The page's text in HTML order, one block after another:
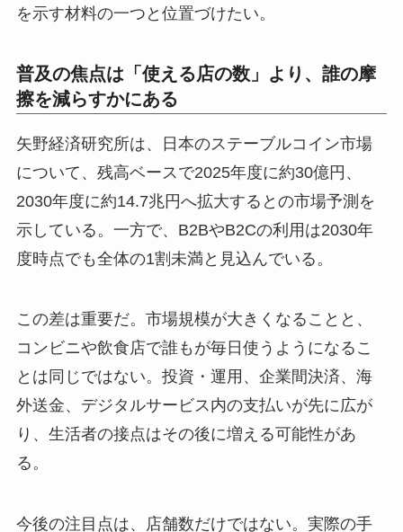
を示す材料の一つと位置づけたい。
普及の焦点は「使える店の数」より、誰の摩
擦を減らすかにある
矢野経済研究所は、日本のステーブルコイン市場
について、残高ベースで2025年度に約30億円、
2030年度に約14.7兆円へ拡大するとの市場予測を
示している。一方で、B2BやB2Cの利用は2030年
度時点でも全体の1割未満と見込んでいる。
この差は重要だ。市場規模が大きくなることと、
コンビニや飲食店で誰もが毎日使うようになるこ
とは同じではない。投資・運用、企業間決済、海
外送金、デジタルサービス内の支払いが先に広が
り、生活者の接点はその後に増える可能性があ
る。
今後の注目点は、店舗数だけではない。実際の手